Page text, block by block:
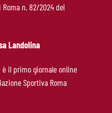
boccia la Roma: “Partita pessima”.
altro messaggio sul mercato
n. 82/2024 del
Landolina
è il primo giornale online
Sportiva Roma